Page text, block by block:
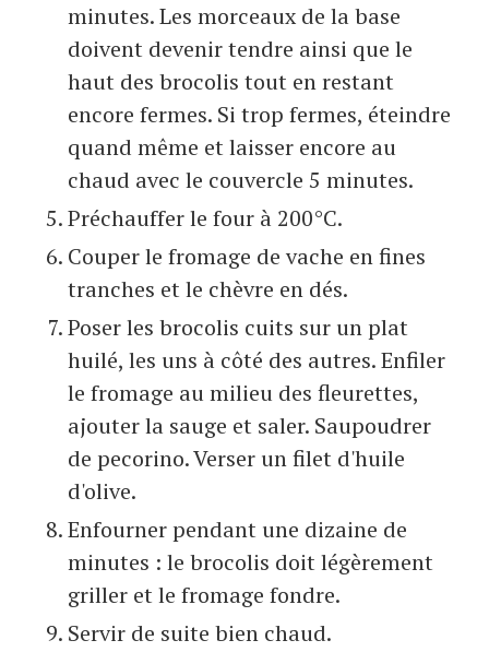
minutes. Les morceaux de la base
doivent devenir tendre ainsi que le
haut des brocolis tout en restant
encore fermes. Si trop fermes, éteindre
quand même et laisser encore au
chaud avec le couvercle 5 minutes.
Préchauffer le four à 200°C.
Couper le fromage de vache en fines
tranches et le chèvre en dés.
Poser les brocolis cuits sur un plat
huilé, les uns à côté des autres. Enfiler
le fromage au milieu des fleurettes,
ajouter la sauge et saler. Saupoudrer
de pecorino. Verser un filet d'huile
d'olive.
Enfourner pendant une dizaine de
minutes : le brocolis doit légèrement
griller et le fromage fondre.
Servir de suite bien chaud.